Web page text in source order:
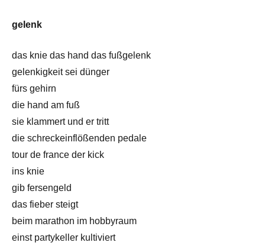
gelenk
das knie das hand das fußgelenk
gelenkigkeit sei dünger
fürs gehirn
die hand am fuß
sie klammert und er tritt
die schreckeinflößenden pedale
tour de france der kick
ins knie
gib fersengeld
das fieber steigt
beim marathon im hobbyraum
einst partykeller kultiviert